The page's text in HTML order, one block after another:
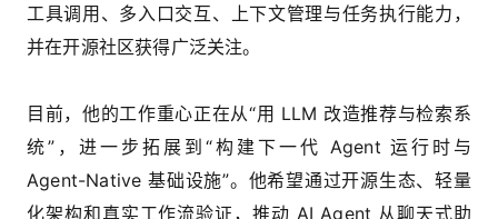
工具调用、多入口交互、上下文管理与任务执行能力，
并在开源社区获得广泛关注。
目前，他的工作重心正在从“用 LLM 改造推荐与检索系
统”，进一步拓展到“构建下一代 Agent 运行时与
Agent-Native 基础设施”。他希望通过开源生态、轻量
化架构和真实工作流验证，推动 AI Agent 从聊天式助